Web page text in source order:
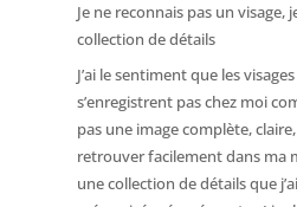
peux
dire
trois
fois
bonjour
au
même
Je ne reconnais pas un visage,
collection de détails
J’ai le sentiment que les
s’enregistrent pas chez moi
pas une image complète,
retrouver facilement dans ma
une collection de détails que